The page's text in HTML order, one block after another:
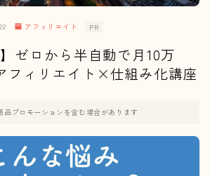
アフィリエイト PR
】ゼロから半自動で月10万
フィリエイト×仕組み化講座
品プロモーションを含む場合があります